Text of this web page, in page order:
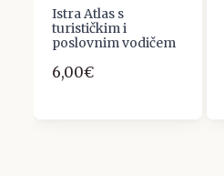
Istra Atlas s
turističkim i
poslovnim vodičem
6,00€